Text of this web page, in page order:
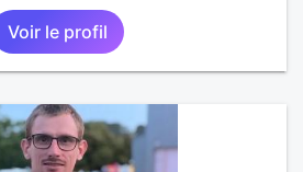
Voir le profil